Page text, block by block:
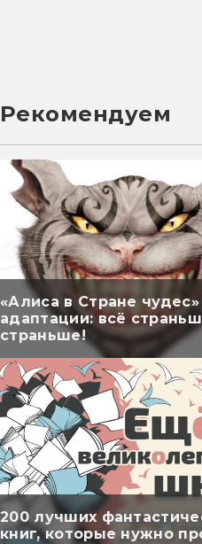
Рекомендуем
«Алиса в Стране
адаптации: всё
страньше!
200 лучших
книг, которые нужно